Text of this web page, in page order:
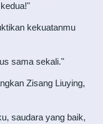
kekuatanmu
sama sekali."
Zisang Liuying,
saudara yang baik,